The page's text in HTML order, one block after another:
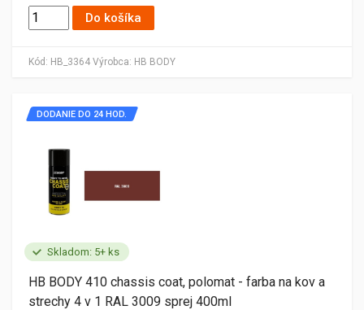
Kód: HB_3364 Výrobca: HB BODY
Do košíka
Skladom: 5+ ks
DODANIE DO 24 HOD.
HB BODY 410 chassis coat, polomat - farba na kov a
strechy 4 v 1 RAL 3009 sprej 400ml